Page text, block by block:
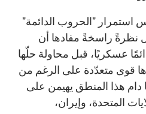
استمرار "الحروب الدائمة"
راسخةً مفادها أن
عسكريًا، قبل محاولة حلّها
قوى متعدّدة على الرغم من
دام هذا المنطق يهيمن على
المتحدة، وإيران،